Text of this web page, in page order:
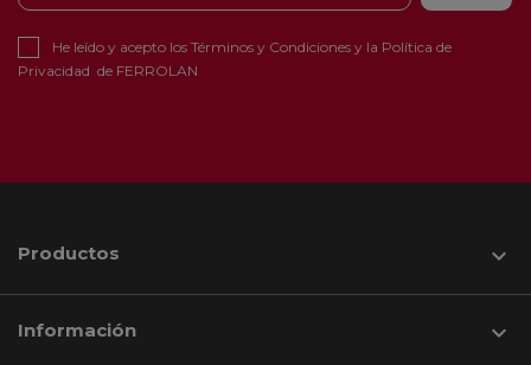
He leído y acepto los Términos y Condiciones y la Política de
Privacidad de FERROLAN
Productos 
Información 